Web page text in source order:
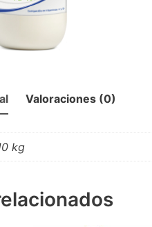
Valoraciones (0)
kg